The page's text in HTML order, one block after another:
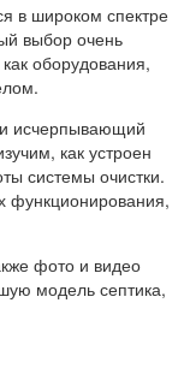
в широком спектре
выбор очень
оборудования,
исчерпывающий
как устроен
системы очистки.
функционирования,
фото и видео
модель септика,